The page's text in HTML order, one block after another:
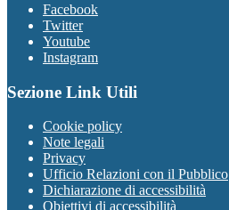
Facebook
Twitter
Youtube
Instagram
Sezione Link Utili
Cookie policy
Note legali
Privacy
Ufficio Relazioni con il Pubblico
Dichiarazione di accessibilità
Obiettivi di accessibilità